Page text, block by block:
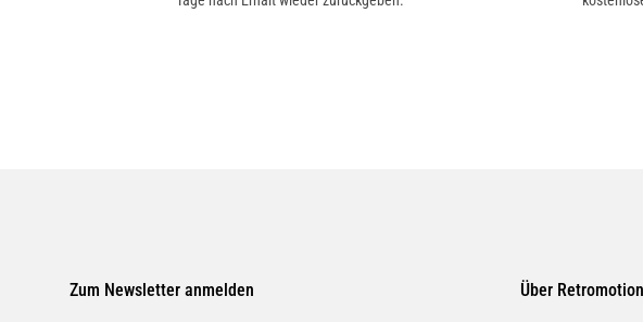
Zum Newsletter anmelden Über Retromotion